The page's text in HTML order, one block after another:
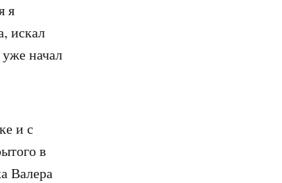
я
искал
начал
и с
в
Валера